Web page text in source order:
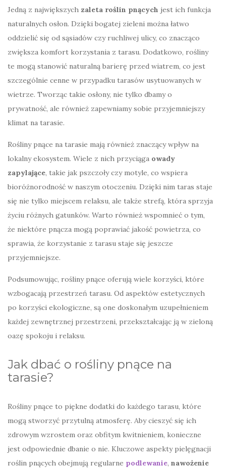
Jedną z największych zaleta roślin pnących jest ich funkcja
naturalnych osłon. Dzięki bogatej zieleni można łatwo
oddzielić się od sąsiadów czy ruchliwej ulicy, co znacząco
zwiększa komfort korzystania z tarasu. Dodatkowo, rośliny
te mogą stanowić naturalną barierę przed wiatrem, co jest
szczególnie cenne w przypadku tarasów usytuowanych w
wietrze. Tworząc takie osłony, nie tylko dbamy o
prywatność, ale również zapewniamy sobie przyjemniejszy
klimat na tarasie.
Rośliny pnące na tarasie mają również znaczący wpływ na
lokalny ekosystem. Wiele z nich przyciąga owady
zapylające, takie jak pszczoły czy motyle, co wspiera
bioróżnorodność w naszym otoczeniu. Dzięki nim taras staje
się nie tylko miejscem relaksu, ale także strefą, która sprzyja
życiu różnych gatunków. Warto również wspomnieć o tym,
że niektóre pnącza mogą poprawiać jakość powietrza, co
sprawia, że korzystanie z tarasu staje się jeszcze
przyjemniejsze.
Podsumowując, rośliny pnące oferują wiele korzyści, które
wzbogacają przestrzeń tarasu. Od aspektów estetycznych
po korzyści ekologiczne, są one doskonałym uzupełnieniem
każdej zewnętrznej przestrzeni, przekształcając ją w zieloną
oazę spokoju i relaksu.
Jak dbać o rośliny pnące na
tarasie?
Rośliny pnące to piękne dodatki do każdego tarasu, które
mogą stworzyć przytulną atmosferę. Aby cieszyć się ich
zdrowym wzrostem oraz obfitym kwitnieniem, konieczne
jest odpowiednie dbanie o nie. Kluczowe aspekty pielęgnacji
roślin pnących obejmują regularne podlewanie, nawożenie